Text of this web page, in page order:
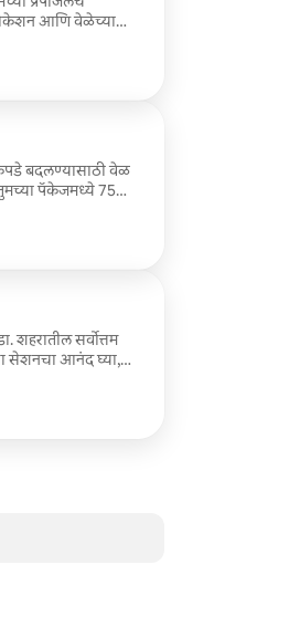
आणि वेळेच्या
जोडप्याचे
बदलण्यासाठी वेळ
पॅकेजमध्ये 75
शहरातील सर्वोत्तम
सेशनचा आनंद घ्या,
संपादित फोटो
माद्रिद